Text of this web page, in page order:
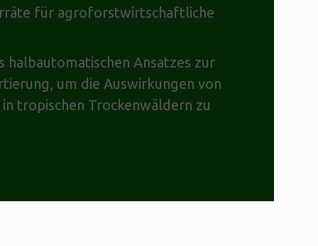
für agroforstwirtschaftliche
halbautomatischen Ansatzes zur
um die Auswirkungen von
in tropischen Trockenwäldern zu